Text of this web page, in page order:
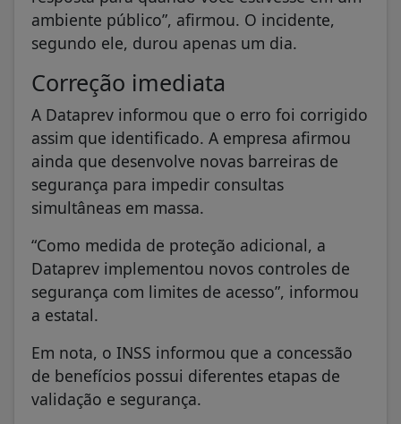
ambiente público”, afirmou. O incidente,
segundo ele, durou apenas um dia.
Correção imediata
A Dataprev informou que o erro foi corrigido
assim que identificado. A empresa afirmou
ainda que desenvolve novas barreiras de
segurança para impedir consultas
simultâneas em massa.
“Como medida de proteção adicional, a
Dataprev implementou novos controles de
segurança com limites de acesso”, informou
a estatal.
Em nota, o INSS informou que a concessão
de benefícios possui diferentes etapas de
validação e segurança.